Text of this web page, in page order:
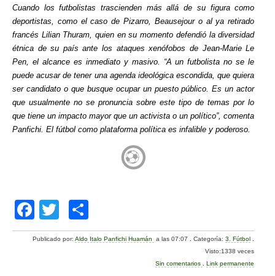
Cuando los futbolistas trascienden más allá de su figura como
deportistas, como el caso de Pizarro, Beausejour o al ya retirado
francés Lilian Thuram, quien en su momento defendió la diversidad
étnica de su país ante los ataques xenófobos de Jean-Marie Le
Pen, el alcance es inmediato y masivo. “A un futbolista no se le
puede acusar de tener una agenda ideológica escondida, que quiera
ser candidato o que busque ocupar un puesto público. Es un actor
que usualmente no se pronuncia sobre este tipo de temas por lo
que tiene un impacto mayor que un activista o un político”, comenta
Panfichi. El fútbol como plataforma política es infalible y poderoso.
F
a
wi
tt
o
m
Publicado por:Aldo Italo Panfichi Huamán a las 07:07 .Categoría:3. Fútbol
Visto:1338 veces
Sin comentarios
Link permanente